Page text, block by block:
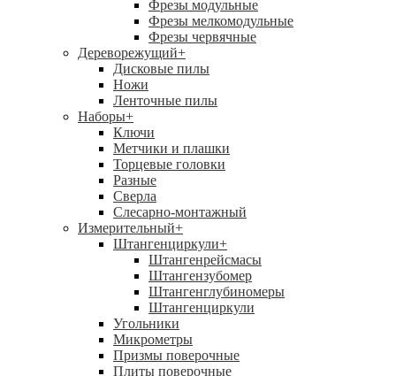
Фрезы модульные
Фрезы мелкомодульные
Фрезы червячные
Дереворежущий+
Дисковые пилы
Ножи
Ленточные пилы
Наборы+
Ключи
Метчики и плашки
Торцевые головки
Разные
Сверла
Слесарно-монтажный
Измерительный+
Штангенциркули+
Штангенрейсмасы
Штангензубомер
Штангенглубиномеры
Штангенциркули
Угольники
Микрометры
Призмы поверочные
Плиты поверочные